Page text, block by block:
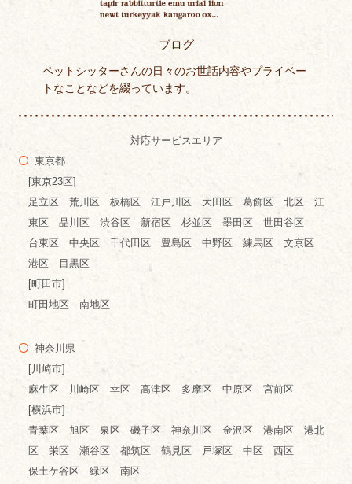
ブログ
ペットシッターさんの日々のお世話内容やプライベー
トなことなどを綴っています。
対応サービスエリア
東京都
[東京23区]
足立区 荒川区 板橋区 江戸川区 大田区 葛飾区 北区 江
東区 品川区 渋谷区 新宿区 杉並区 墨田区 世田谷区
台東区 中央区 千代田区 豊島区 中野区 練馬区 文京区
港区 目黒区
[町田市]
町田地区 南地区
神奈川県
[川崎市]
麻生区 川崎区 幸区 高津区 多摩区 中原区 宮前区
[横浜市]
青葉区 旭区 泉区 磯子区 神奈川区 金沢区 港南区 港北
区 栄区 瀬谷区 都筑区 鶴見区 戸塚区 中区 西区
保土ケ谷区 緑区 南区